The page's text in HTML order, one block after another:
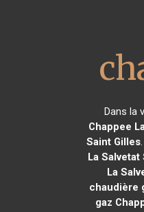
Dans la
Chappee
Saint Gilles
La Salvetat
La
chaudière
gaz